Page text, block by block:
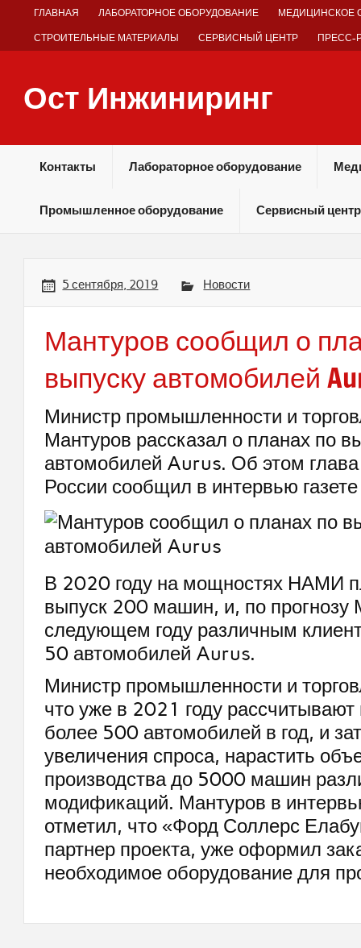
ГЛАВНАЯ ЛАБОРАТОРНОЕ ОБОРУДОВАНИЕ МЕДИЦИНСКОЕ
СТРОИТЕЛЬНЫЕ МАТЕРИАЛЫ СЕРВИСНЫЙ ЦЕНТР ПРЕСС-
Ост Инжиниринг
Контакты Лабораторное оборудование
Промышленное оборудование Сервисный центр
5 сентября, 2019 Новости
Мантуров сообщил о
выпуску автомобилей
Министр промышленности и
Мантуров рассказал о планах по
автомобилей Aurus. Об этом
России сообщил в интервью
В 2020 году на мощностях НАМИ
выпуск 200 машин, и, по прогнозу
следующем году различным
50 автомобилей Aurus.
Министр промышленности и
что уже в 2021 году
более 500 автомобилей в год, и
увеличения спроса, нарастить
производства до 5000 машин
модификаций. Мантуров в
отметил, что «Форд Соллерс
партнер проекта, уже оформил
необходимое оборудование для